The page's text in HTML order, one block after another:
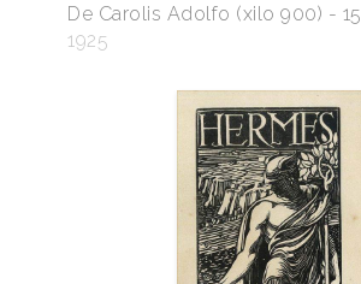
De Carolis Adolfo (xilo 900) - 15
1925